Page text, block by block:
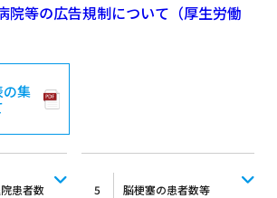
院等の広告規制について（厚生労働
の集
患者数 5 脳梗塞の患者数等